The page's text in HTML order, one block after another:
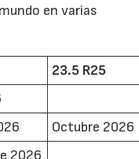
en varias
23.5 R25
Octubre 2026
2026